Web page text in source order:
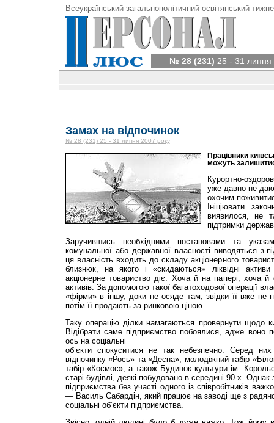
Всеукраїнський загальнополітичний освітянський
№ 28 (231) 25 - 31 липня
Замах на відпочинок
№ 28 (231) 25 - 31 липня 2007 року
Працівники
можуть
Курортно-
уже давно не
охочим
Ініціювати
виявилося, не
підтримки
Заручившись необхідними постановами та
комунальної або державної власності виводяться з-
ця власність входить до складу акціонерного
близнюк, на якого і «скидаються» ліквідні
акціонерне товариство діє. Хоча й на папері, хоча
активів. За допомогою такої багатоходової операції
«фірми» в іншу, доки не осяде там, звідки її вже
потім її продають за ринковою ціною.
Таку операцію ділки намагаються провернути щодо
Відібрати саме підприємство побоялися, адже воно
ось на соціальні
об’єкти спокуситися не так небезпечно. Серед
відпочинку «Рось» та «Десна», молодіжний табір
табір «Космос», а також Будинок культури ім.
старі будівлі, деякі побудовано в середині 90-х. Однак
під­приєм­ства без участі одного із співробітників
— Василь Сабардін, який працює на заводі ще з
соціальні об’єкти підприємства.